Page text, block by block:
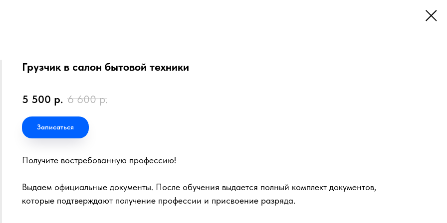
Грузчик в салон бытовой техники
5 500 р. 6 600 р.
Записаться
Получите востребованную профессию!
Выдаем официальные документы. После обучения выдается полный комплект документов,
которые подтверждают получение профессии и присвоение разряда.